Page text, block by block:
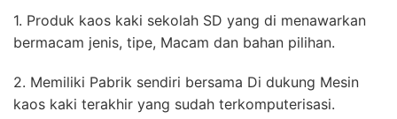
1. Produk kaos kaki sekolah SD yang di menawarkan
bermacam jenis, tipe, Macam dan bahan pilihan.
2. Memiliki Pabrik sendiri bersama Di dukung Mesin
kaos kaki terakhir yang sudah terkomputerisasi.